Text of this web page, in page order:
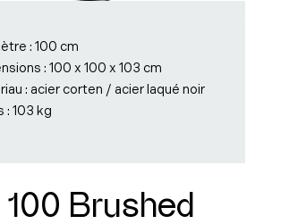
Brushed
: 100 cm
: 100 x 100 x 103 cm
: acier corten / acier laqué noir
: 103 kg